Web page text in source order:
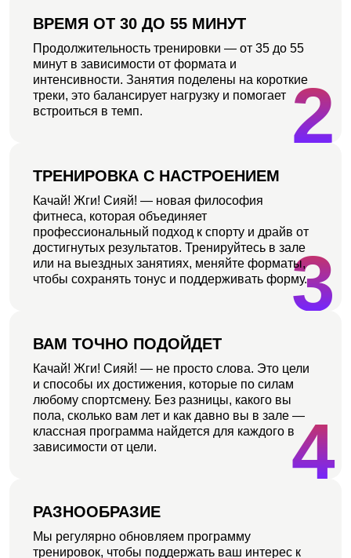
ВРЕМЯ ОТ 30 ДО 55 МИНУТ
Продолжительность тренировки — от 35 до 55
минут в зависимости от формата и
интенсивности. Занятия поделены на короткие
треки, это балансирует нагрузку и помогает
встроиться в темп.
2
ТРЕНИРОВКА С НАСТРОЕНИЕМ
Качай! Жги! Сияй! — новая философия
фитнеса, которая объединяет
профессиональный подход к спорту и драйв от
достигнутых результатов. Тренируйтесь в зале
или на выездных занятиях, меняйте форматы,
чтобы сохранять тонус и поддерживать форму.3
ВАМ ТОЧНО ПОДОЙДЕТ
Качай! Жги! Сияй! — не просто слова. Это цели
и способы их достижения, которые по силам
любому спортсмену. Без разницы, какого вы
пола, сколько вам лет и как давно вы в зале —
классная программа найдется для каждого в
зависимости от цели.
4
РАЗНООБРАЗИЕ
Мы регулярно обновляем программу
тренировок, чтобы поддержать ваш интерес к